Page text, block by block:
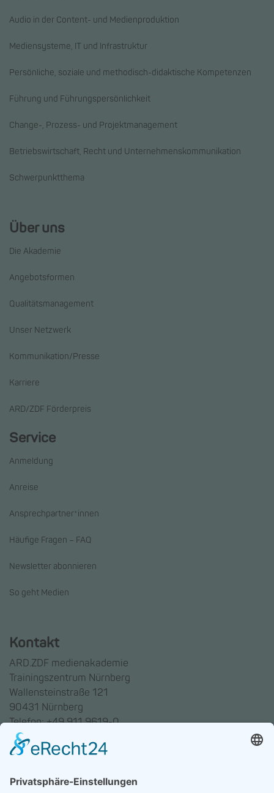
Audio in der Content- und Medienproduktion
Mediensysteme, IT und Infrastruktur
Persönliche, soziale und methodisch-didaktische Kompetenzen
Führung und Führungspersönlichkeit
Change-, Prozess- und Projektmanagement
Betriebswirtschaft, Recht und Unternehmenskommunikation
Schwerpunktthema
Über uns
Die Akademie
Angebotsformen
Qualitätsmanagement
Unser Netzwerk
Kommunikation/Presse
Karriere
ARD/ZDF Förderpreis
Service
Anmeldung
Anreise
Ansprechpartner*innen
Häufige Fragen – FAQ
Newsletter abonnieren
So geht Medien
Kontakt
ARD.ZDF medienakademie
Trainingszentrum Nürnberg
Wallensteinstraße 121
90431 Nürnberg
Telefon: +49 911 9619-0
Trainingszentrum Hannover
30169 Hannover